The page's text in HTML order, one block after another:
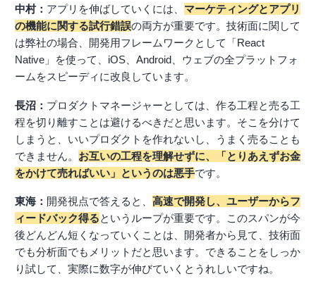
中村： アプリを伸ばしていくには、 マーケティングとアプリ
の機能に関する試行錯誤の両方が重要です。技術面に関して
は弊社の場合、開発用フレームワークとして「React
Native」を使って、iOS、Android、ウェブの全プラットフォ
ームをスピーディに改良しています。
長沼： プロダクトマネージャーとしては、作る工程と売る工
程を切り離すことは避けるべきだと思います。そこを分けて
しまうと、いいプロダクトを作れないし、うまく売ることも
できません。 お互いの工程を理解せずに、「とりあえずお金
をかけて売ればいい」というのは悪手です。
東海： 開発視点で答えると、 高速で開発し、ユーザーからフ
ィードバック得るというループが重要です。このスパンが今
後どんどん短くなっていくことは、開発者から見て、技術面
でも分析面でもメリットだと思います。できることをしっか
り試して、実際に数字が伸びていくとうれしいですね。